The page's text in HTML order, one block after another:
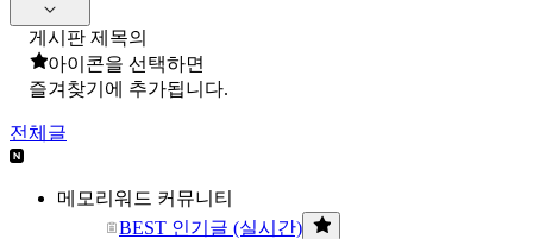
게시판 제목의
아이콘을 선택하면
즐겨찾기에 추가됩니다.
전체글
메모리워드 커뮤니티
BEST 인기글 (실시간)